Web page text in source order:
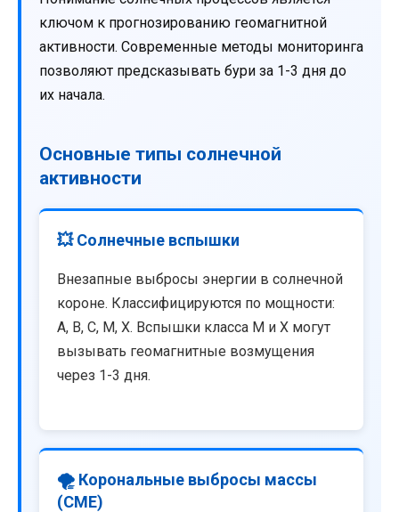
ключом к прогнозированию геомагнитной
активности. Современные методы мониторинга
позволяют предсказывать бури за 1-3 дня до
их начала.
Основные типы солнечной
активности
💥 Солнечные вспышки
Внезапные выбросы энергии в солнечной
короне. Классифицируются по мощности:
A, B, C, M, X. Вспышки класса M и X могут
вызывать геомагнитные возмущения
через 1-3 дня.
🌪️ Корональные выбросы массы
(CME)